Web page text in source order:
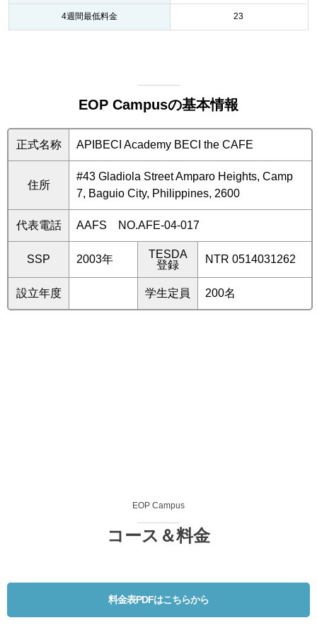
4週間最低料金 23
EOP Campusの基本情報
正式名称 APIBECI Academy BECI the CAFE
住所
#43 Gladiola Street Amparo Heights, Camp
7, Baguio City, Philippines, 2600
代表電話 AAFS NO.AFE-04-017
SSP 2003年
TESDA
登録
NTR 0514031262
設立年度 学生定員 200名
EOP Campus
コース＆料金
料金表PDFはこちらから